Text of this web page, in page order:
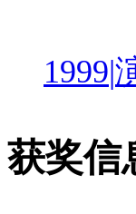
1999|
获奖信